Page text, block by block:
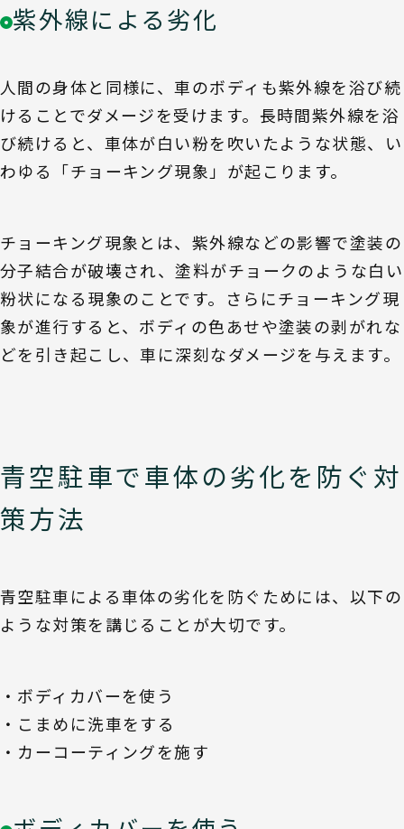
紫外線による劣化
人間の身体と同様に、車のボディも紫外線を浴び続
けることでダメージを受けます。長時間紫外線を浴
び続けると、車体が白い粉を吹いたような状態、い
わゆる「チョーキング現象」が起こります。
チョーキング現象とは、紫外線などの影響で塗装の
分子結合が破壊され、塗料がチョークのような白い
粉状になる現象のことです。さらにチョーキング現
象が進行すると、ボディの色あせや塗装の剥がれな
どを引き起こし、車に深刻なダメージを与えます。
青空駐車で車体の劣化を防ぐ対
策方法
青空駐車による車体の劣化を防ぐためには、以下の
ような対策を講じることが大切です。
・ボディカバーを使う
・こまめに洗車をする
・カーコーティングを施す